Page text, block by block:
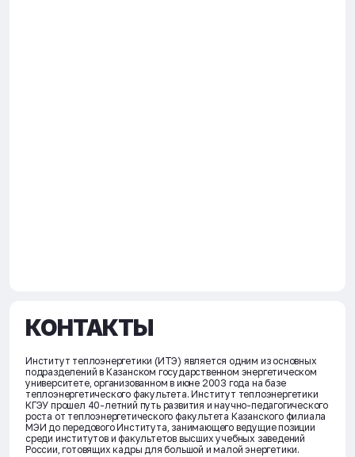
КОНТАКТЫ
Институт теплоэнергетики (ИТЭ) является одним из основных
подразделений в Казанском государственном энергетическом
университете, организованном в июне 2003 года на базе
теплоэнергетического факультета. Институт теплоэнергетики
КГЭУ прошел 40-летний путь развития и научно-педагогического
роста от теплоэнергетического факультета Казанского филиала
МЭИ до передового Института, занимающего ведущие позиции
среди институтов и факультетов высших учебных заведений
России, готовящих кадры для большой и малой энергетики.